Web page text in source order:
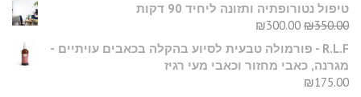
טיפול נטורופתיה ותזונה ליחיד 90 דקות
₪350.00
₪300.00
R.L.F - פורמולה טבעית לסיוע בהקלה בכאבים עויתיים -
מגרנה, כאבי מחזור וכאבי מעי רגיז
₪175.00